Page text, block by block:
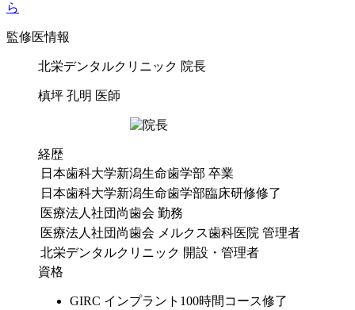
ら
監修医情報
北栄デンタルクリニック 院長
槙坪 孔明 医師
経歴
日本歯科大学新潟生命歯学部 卒業
日本歯科大学新潟生命歯学部臨床研修修了
医療法人社団尚歯会 勤務
医療法人社団尚歯会 メルクス歯科医院 管理者
北栄デンタルクリニック 開設・管理者
資格
GIRC インプラント100時間コース修了